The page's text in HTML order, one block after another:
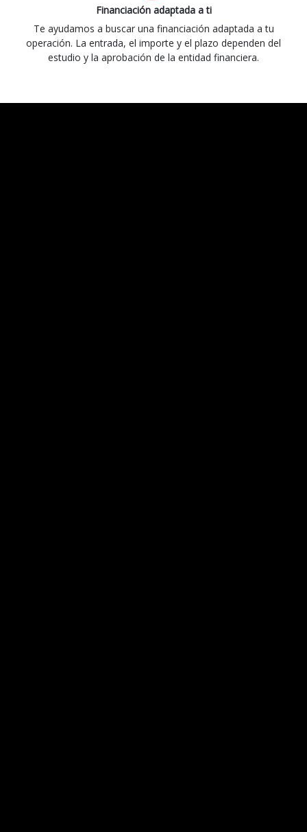
Financiación adaptada a ti
Te ayudamos a buscar una financiación adaptada a tu
operación. La entrada, el importe y el plazo dependen del
estudio y la aprobación de la entidad financiera.